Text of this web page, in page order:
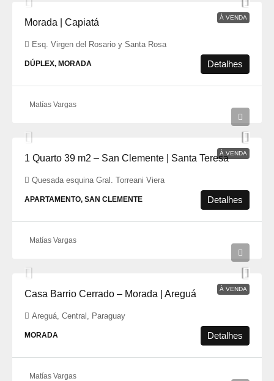
À VENDA
Morada | Capiatá
Esq. Virgen del Rosario y Santa Rosa
DÚPLEX, MORADA Detalhes
Matías Vargas
À VENDA
1 Quarto 39 m2 – San Clemente | Santa Teresa
Quesada esquina Gral. Torreani Viera
APARTAMENTO, SAN CLEMENTE Detalhes
Matías Vargas
À VENDA
Casa Barrio Cerrado – Morada | Areguá
Areguá, Central, Paraguay
MORADA Detalhes
Matías Vargas